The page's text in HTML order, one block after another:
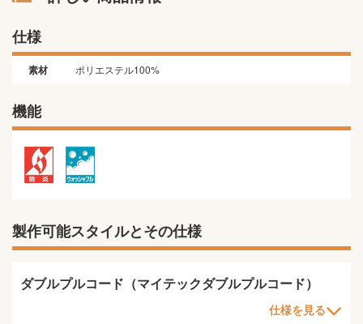
仕様
素材 ポリエステル100%
機能
製作可能スタイルとその仕様
ダブルプルコード（マイテックダブルプルコード）
仕様を見る